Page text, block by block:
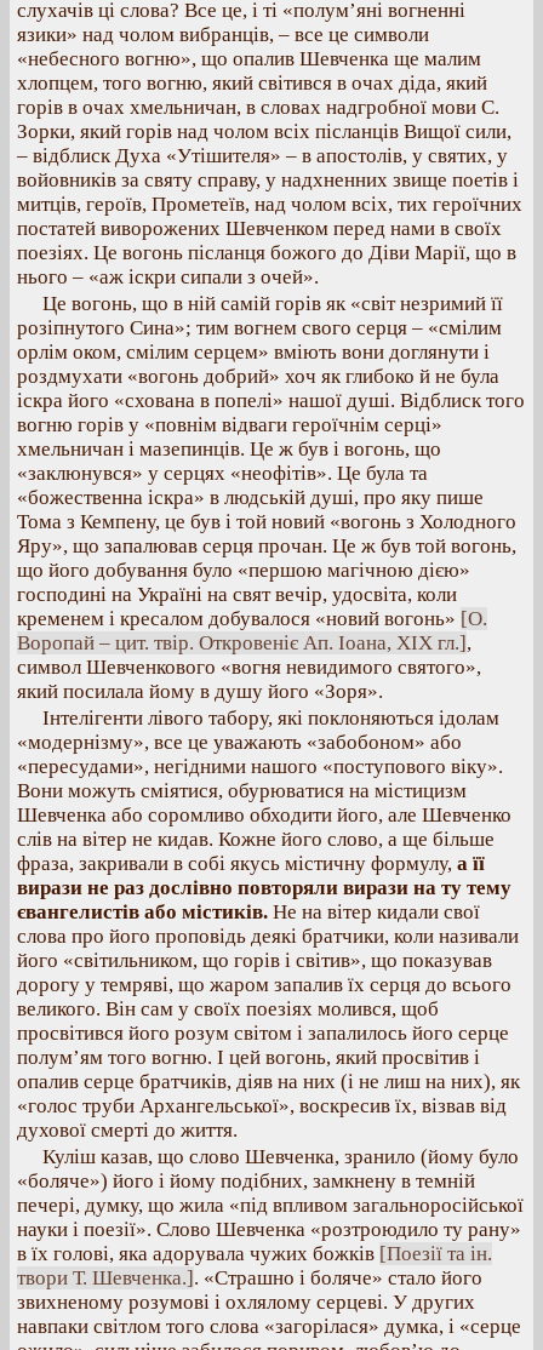
слухачів ці слова? Все це, і ті «полум’яні вогненні
язики» над чолом вибранців, – все це символи
«небесного вогню», що опалив Шевченка ще малим
хлопцем, того вогню, який світився в очах діда, який
горів в очах хмельничан, в словах надгробної мови С.
Зорки, який горів над чолом всіх післанців Вищої сили,
– відблиск Духа «Утішителя» – в апостолів, у святих, у
войовників за святу справу, у надхненних звище поетів і
митців, героїв, Прометеїв, над чолом всіх, тих героїчних
постатей виворожених Шевченком перед нами в своїх
поезіях. Це вогонь післанця божого до Діви Марії, що в
нього – «аж іскри сипали з очей».
Це вогонь, що в ній самій горів як «світ незримий її
розіпнутого Сина»; тим вогнем свого серця – «смілим
орлім оком, смілим серцем» вміють вони доглянути і
роздмухати «вогонь добрий» хоч як глибоко й не була
іскра його «схована в попелі» нашої душі. Відблиск того
вогню горів у «повнім відваги героїчнім серці»
хмельничан і мазепинців. Це ж був і вогонь, що
«заклюнувся» у серцях «неофітів». Це була та
«божественна іскра» в людській душі, про яку пише
Тома з Кемпену, це був і той новий «вогонь з Холодного
Яру», що запалював серця прочан. Це ж був той вогонь,
що його добування було «першою магічною дією»
господині на Україні на свят вечір, удосвіта, коли
кременем і кресалом добувалося «новий вогонь» [О.
Воропай – цит. твір. Откровеніє Ап. Іоана, XIX гл.],
символ Шевченкового «вогня невидимого святого»,
який посилала йому в душу його «Зоря».
Інтелігенти лівого табору, які поклоняються ідолам
«модернізму», все це уважають «забобоном» або
«пересудами», негідними нашого «поступового віку».
Вони можуть сміятися, обурюватися на містицизм
Шевченка або соромливо обходити його, але Шевченко
слів на вітер не кидав. Кожне його слово, а ще більше
фраза, закривали в собі якусь містичну формулу, а її
вирази не раз дослівно повторяли вирази на ту тему
євангелистів або містиків. Не на вітер кидали свої
слова про його проповідь деякі братчики, коли називали
його «світильником, що горів і світив», що показував
дорогу у темряві, що жаром запалив їх серця до всього
великого. Він сам у своїх поезіях молився, щоб
просвітився його розум світом і запалилось його серце
полум’ям того вогню. І цей вогонь, який просвітив і
опалив серце братчиків, діяв на них (і не лиш на них), як
«голос труби Архангельської», воскресив їх, візвав від
духової смерті до життя.
Куліш казав, що слово Шевченка, зранило (йому було
«боляче») його і йому подібних, замкнену в темній
печері, думку, що жила «під впливом загальноросійської
науки і поезії». Слово Шевченка «розтроюдило ту рану»
в їх голові, яка адорувала чужих божків [Поезії та ін.
твори Т. Шевченка.]. «Страшно і боляче» стало його
звихненому розумові і охлялому серцеві. У других
навпаки світлом того слова «загорілася» думка, і «серце